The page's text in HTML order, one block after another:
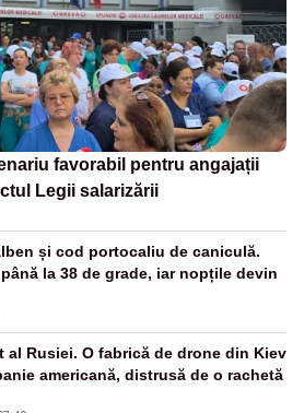
favorabil pentru angajații
Legii salarizării
și cod portocaliu de caniculă.
la 38 de grade, iar nopțile devin
al Rusiei. O fabrică de drone din Kiev
americană, distrusă de o rachetă